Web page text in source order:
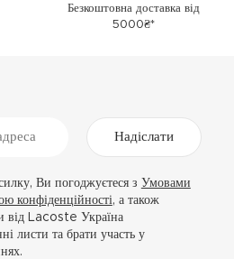
Безкоштовна доставка від
5000₴*
Надіслати
Ви погоджуєтеся з Умовами
конфіденційності, а також
від Lacoste Україна
листи та брати участь у